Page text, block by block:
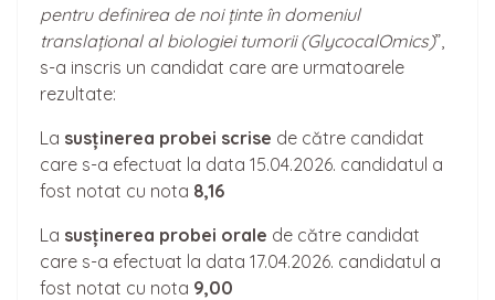
pentru definirea de noi ținte în domeniul
translațional al biologiei tumorii (GlycocalOmics)”,
s-a inscris un candidat care are urmatoarele
rezultate:
La susținerea probei scrise de către candidat
care s-a efectuat la data 15.04.2026. candidatul a
fost notat cu nota 8,16
La susținerea probei orale de către candidat
care s-a efectuat la data 17.04.2026. candidatul a
fost notat cu nota 9,00